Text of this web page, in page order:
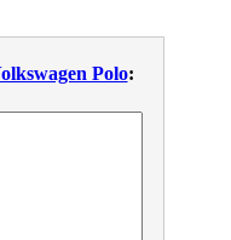
Polo: